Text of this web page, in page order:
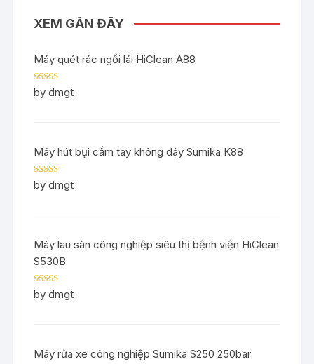
XEM GẦN ĐÂY
Máy quét rác ngồi lái HiClean A88
Rated5out
of 5
by dmgt
Máy hút bụi cầm tay không dây Sumika K88
Rated5out
of 5
by dmgt
Máy lau sàn công nghiệp siêu thị bệnh viện HiClean
S530B
Rated5out
of 5
by dmgt
Máy rửa xe công nghiệp Sumika S250 250bar